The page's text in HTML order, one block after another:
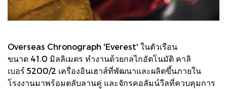
Overseas Chronograph 'Everest' ในตัวเรือน
ขนาด 41.0 มิลลิเมตร ทำงานด้วยกลไกอัตโนมัติ คาลิ
เบอร์ 5200/2 เครื่องอินเฮาส์ที่พัฒนาและผลิตขึ้นภายใน
โรงงานมาพร้อมตลับลานคู่ และจักรคอลัมน์วีลที่ควบคุมการ